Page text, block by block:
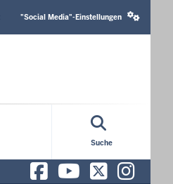
media
"Social Media"-Einstellungen
Suche
Facebook
YouTube
X/